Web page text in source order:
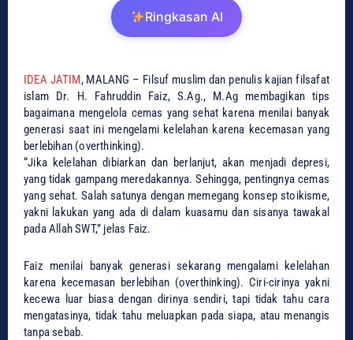
Ringkasan AI
IDEA JATIM, MALANG – Filsuf muslim dan penulis kajian filsafat
islam Dr. H. Fahruddin Faiz, S.Ag., M.Ag membagikan tips
bagaimana mengelola cemas yang sehat karena menilai banyak
generasi saat ini mengelami kelelahan karena kecemasan yang
berlebihan (overthinking).
“Jika kelelahan dibiarkan dan berlanjut, akan menjadi depresi,
yang tidak gampang meredakannya. Sehingga, pentingnya cemas
yang sehat. Salah satunya dengan memegang konsep stoikisme,
yakni lakukan yang ada di dalam kuasamu dan sisanya tawakal
pada Allah SWT,” jelas Faiz.
Faiz menilai banyak generasi sekarang mengalami kelelahan
karena kecemasan berlebihan (overthinking). Ciri-cirinya yakni
kecewa luar biasa dengan dirinya sendiri, tapi tidak tahu cara
mengatasinya, tidak tahu meluapkan pada siapa, atau menangis
tanpa sebab.